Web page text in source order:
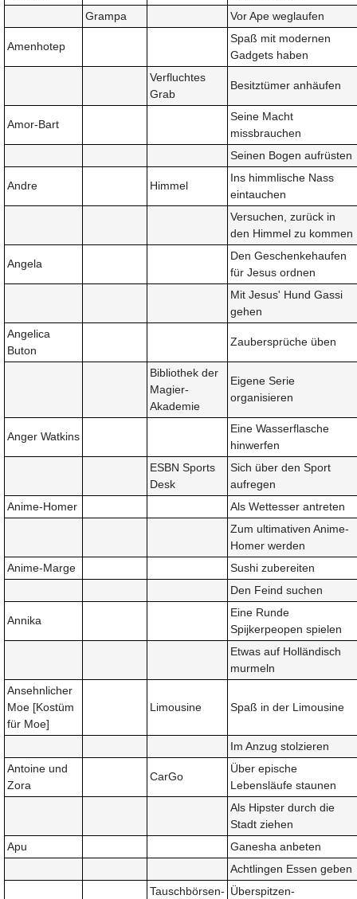
Grampa
Vor Ape weglaufen
Amenhotep
Spaß mit modernen
Gadgets haben
Verfluchtes
Grab
Besitztümer anhäufen
Amor-Bart
Seine Macht
missbrauchen
Seinen Bogen aufrüsten
Andre Himmel
Ins himmlische Nass
eintauchen
Versuchen, zurück in
den Himmel zu kommen
Angela
Den Geschenkehaufen
für Jesus ordnen
Mit Jesus' Hund Gassi
gehen
Angelica
Buton
Zaubersprüche üben
Bibliothek der
Magier-
Akademie
Eigene Serie
organisieren
Anger Watkins
Eine Wasserflasche
hinwerfen
ESBN Sports
Desk
Sich über den Sport
aufregen
Anime-Homer
Als Wettesser antreten
Zum ultimativen Anime-
Homer werden
Anime-Marge
Sushi zubereiten
Den Feind suchen
Annika
Eine Runde
Spijkerpeopen spielen
Etwas auf Holländisch
murmeln
Ansehnlicher
Moe [Kostüm
für Moe]
Limousine Spaß in der Limousine
Im Anzug stolzieren
Antoine und
Zora
CarGo
Über epische
Lebensläufe staunen
Als Hipster durch die
Stadt ziehen
Apu
Ganesha anbeten
Achtlingen Essen geben
Tauschbörsen- Überspitzen-